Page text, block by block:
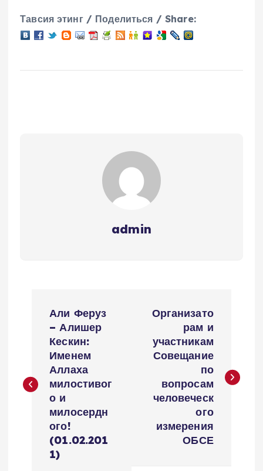
Тавсия этинг / Поделиться / Share:
admin
t
Али Феруз
– Алишер
Кескин:
Именем
Аллаха
милостивог
о и
милосердн
ого!
(01.02.201
1)
Организато
рам и
участникам
Совещание
по
вопросам
человеческ
ого
измерения
ОБСЕ